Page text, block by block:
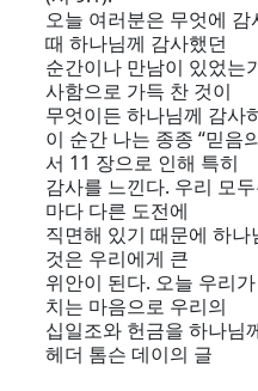
오늘 여러분은 무엇에
때 하나님께 감사했던
순간이나 만남이 있었는
사함으로 가득 찬 것이
무엇이든 하나님께 감사
이 순간 나는 종종 “믿음
서 11 장으로 인해 특히
감사를 느낀다. 우리 모
마다 다른 도전에
직면해 있기 때문에 하
것은 우리에게 큰
위안이 된다. 오늘 우리
치는 마음으로 우리의
십일조와 헌금을 하나님
헤더 톰슨 데이의 글